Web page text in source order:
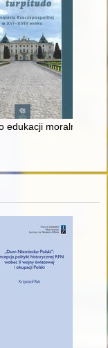
edukacji moralnej